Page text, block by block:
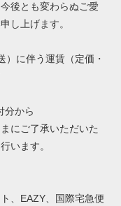
後とも変わらぬご愛
し上げます。
）に伴う運賃（定価・
分から
にご了承いただいた
います。
、EAZY、国際宅急便